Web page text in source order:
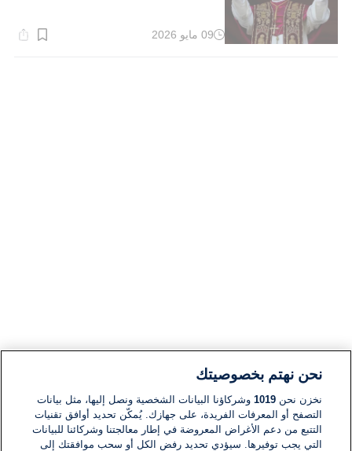
وقت
09 مايو 2026
نحن نهتم بخصوصيتك
نخزن نحن1019 وشركاؤنا البيانات الشخصية ونصل إليها، مثل بيانات
التصفح أو المعرفات الفريدة، على جهازك. يُمكّن تحديد أوافق تقنيات
التتبع من دعم الأغراض المعروضة في إطار معالجتنا وشركائنا للبيانات
التي يجب توفيرها. سيؤدي تحديد رفض الكل أو سحب موافقتك إلى